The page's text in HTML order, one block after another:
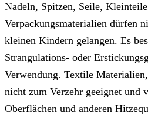
Nadeln, Spitzen, Seile,
Verpackungsmaterialien dürfen
kleinen Kindern gelangen. Es
Strangulations- oder
Verwendung. Textile
nicht zum Verzehr geeignet und
Oberflächen und anderen